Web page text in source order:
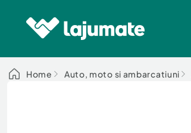
Home Auto, moto si ambarcatiuni